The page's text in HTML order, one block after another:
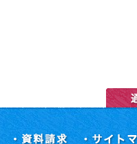
会社概要 資料請求